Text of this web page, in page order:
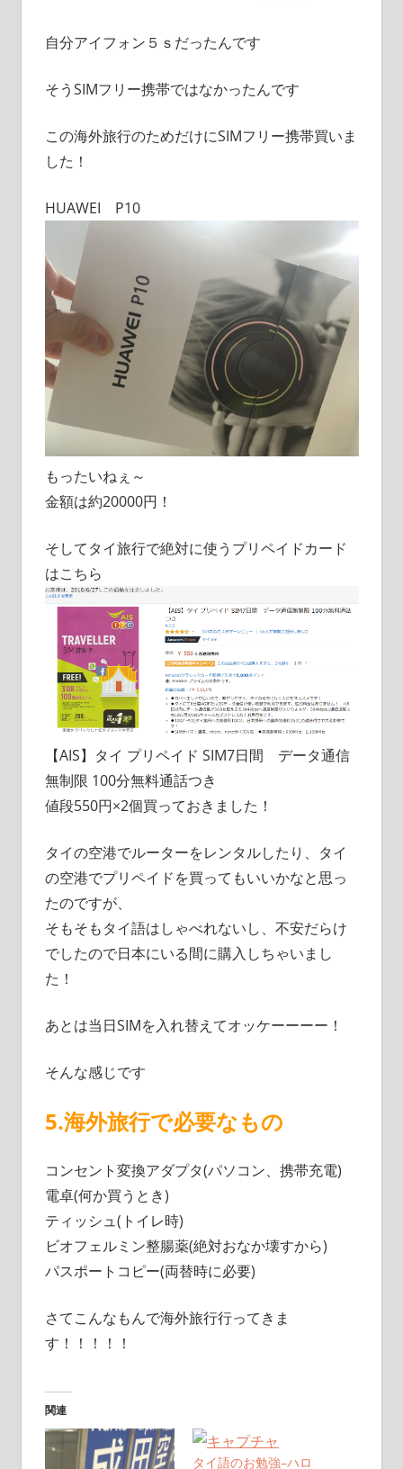
自分アイフォン５ｓだったんです
そうSIMフリー携帯ではなかったんです
この海外旅行のためだけにSIMフリー携帯買いま
した！
HUAWEI P10
もったいねぇ～
金額は約20000円！
そしてタイ旅行で絶対に使うプリペイドカード
はこちら
【AIS】タイ プリペイド SIM7日間 データ通信
無制限 100分無料通話つき
値段550円×2個買っておきました！
タイの空港でルーターをレンタルしたり、タイ
の空港でプリペイドを買ってもいいかなと思っ
たのですが、
そもそもタイ語はしゃべれないし、不安だらけ
でしたので日本にいる間に購入しちゃいまし
た！
あとは当日SIMを入れ替えてオッケーーーー！
そんな感じです
5.海外旅行で必要なもの
コンセント変換アダプタ(パソコン、携帯充電)
電卓(何か買うとき)
ティッシュ(トイレ時)
ビオフェルミン整腸薬(絶対おなか壊すから)
パスポートコピー(両替時に必要)
さてこんなもんで海外旅行行ってきま
す！！！！！
関連
タイ語のお勉強–ハロ